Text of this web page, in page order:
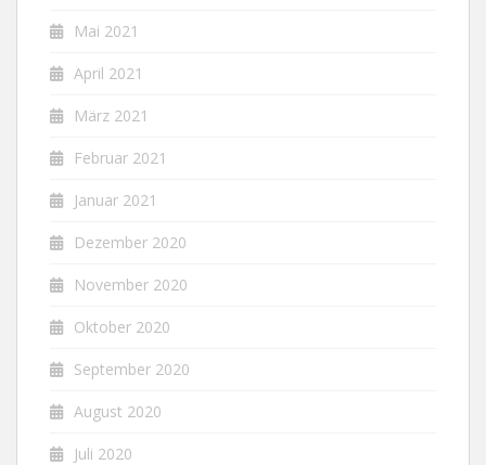
Mai 2021
April 2021
März 2021
Februar 2021
Januar 2021
Dezember 2020
November 2020
Oktober 2020
September 2020
August 2020
Juli 2020